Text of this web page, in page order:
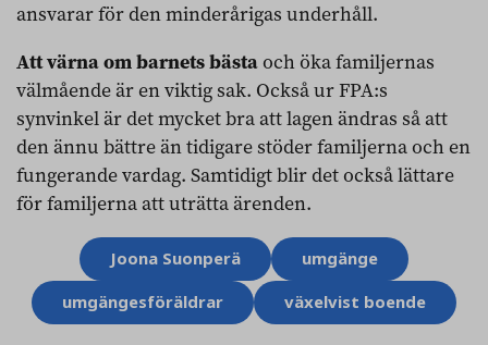
ansvarar för den minderårigas underhåll.
Att värna om barnets bästaoch öka familjernas
välmående är en viktig sak. Också ur FPA:s
synvinkel är det mycket bra att lagen ändras så att
den ännu bättre än tidigare stöder familjerna och en
fungerande vardag. Samtidigt blir det också lättare
för familjerna att uträtta ärenden.
ÄmnesordJoona Suonperä
umgänge
umgängesföräldrar
växelvist boende